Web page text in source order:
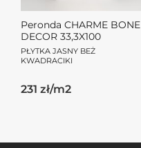
Peronda CHARME BONE
DECOR 33,3X100
PŁYTKA JASNY BEŻ
KWADRACIKI
231 zł/m2